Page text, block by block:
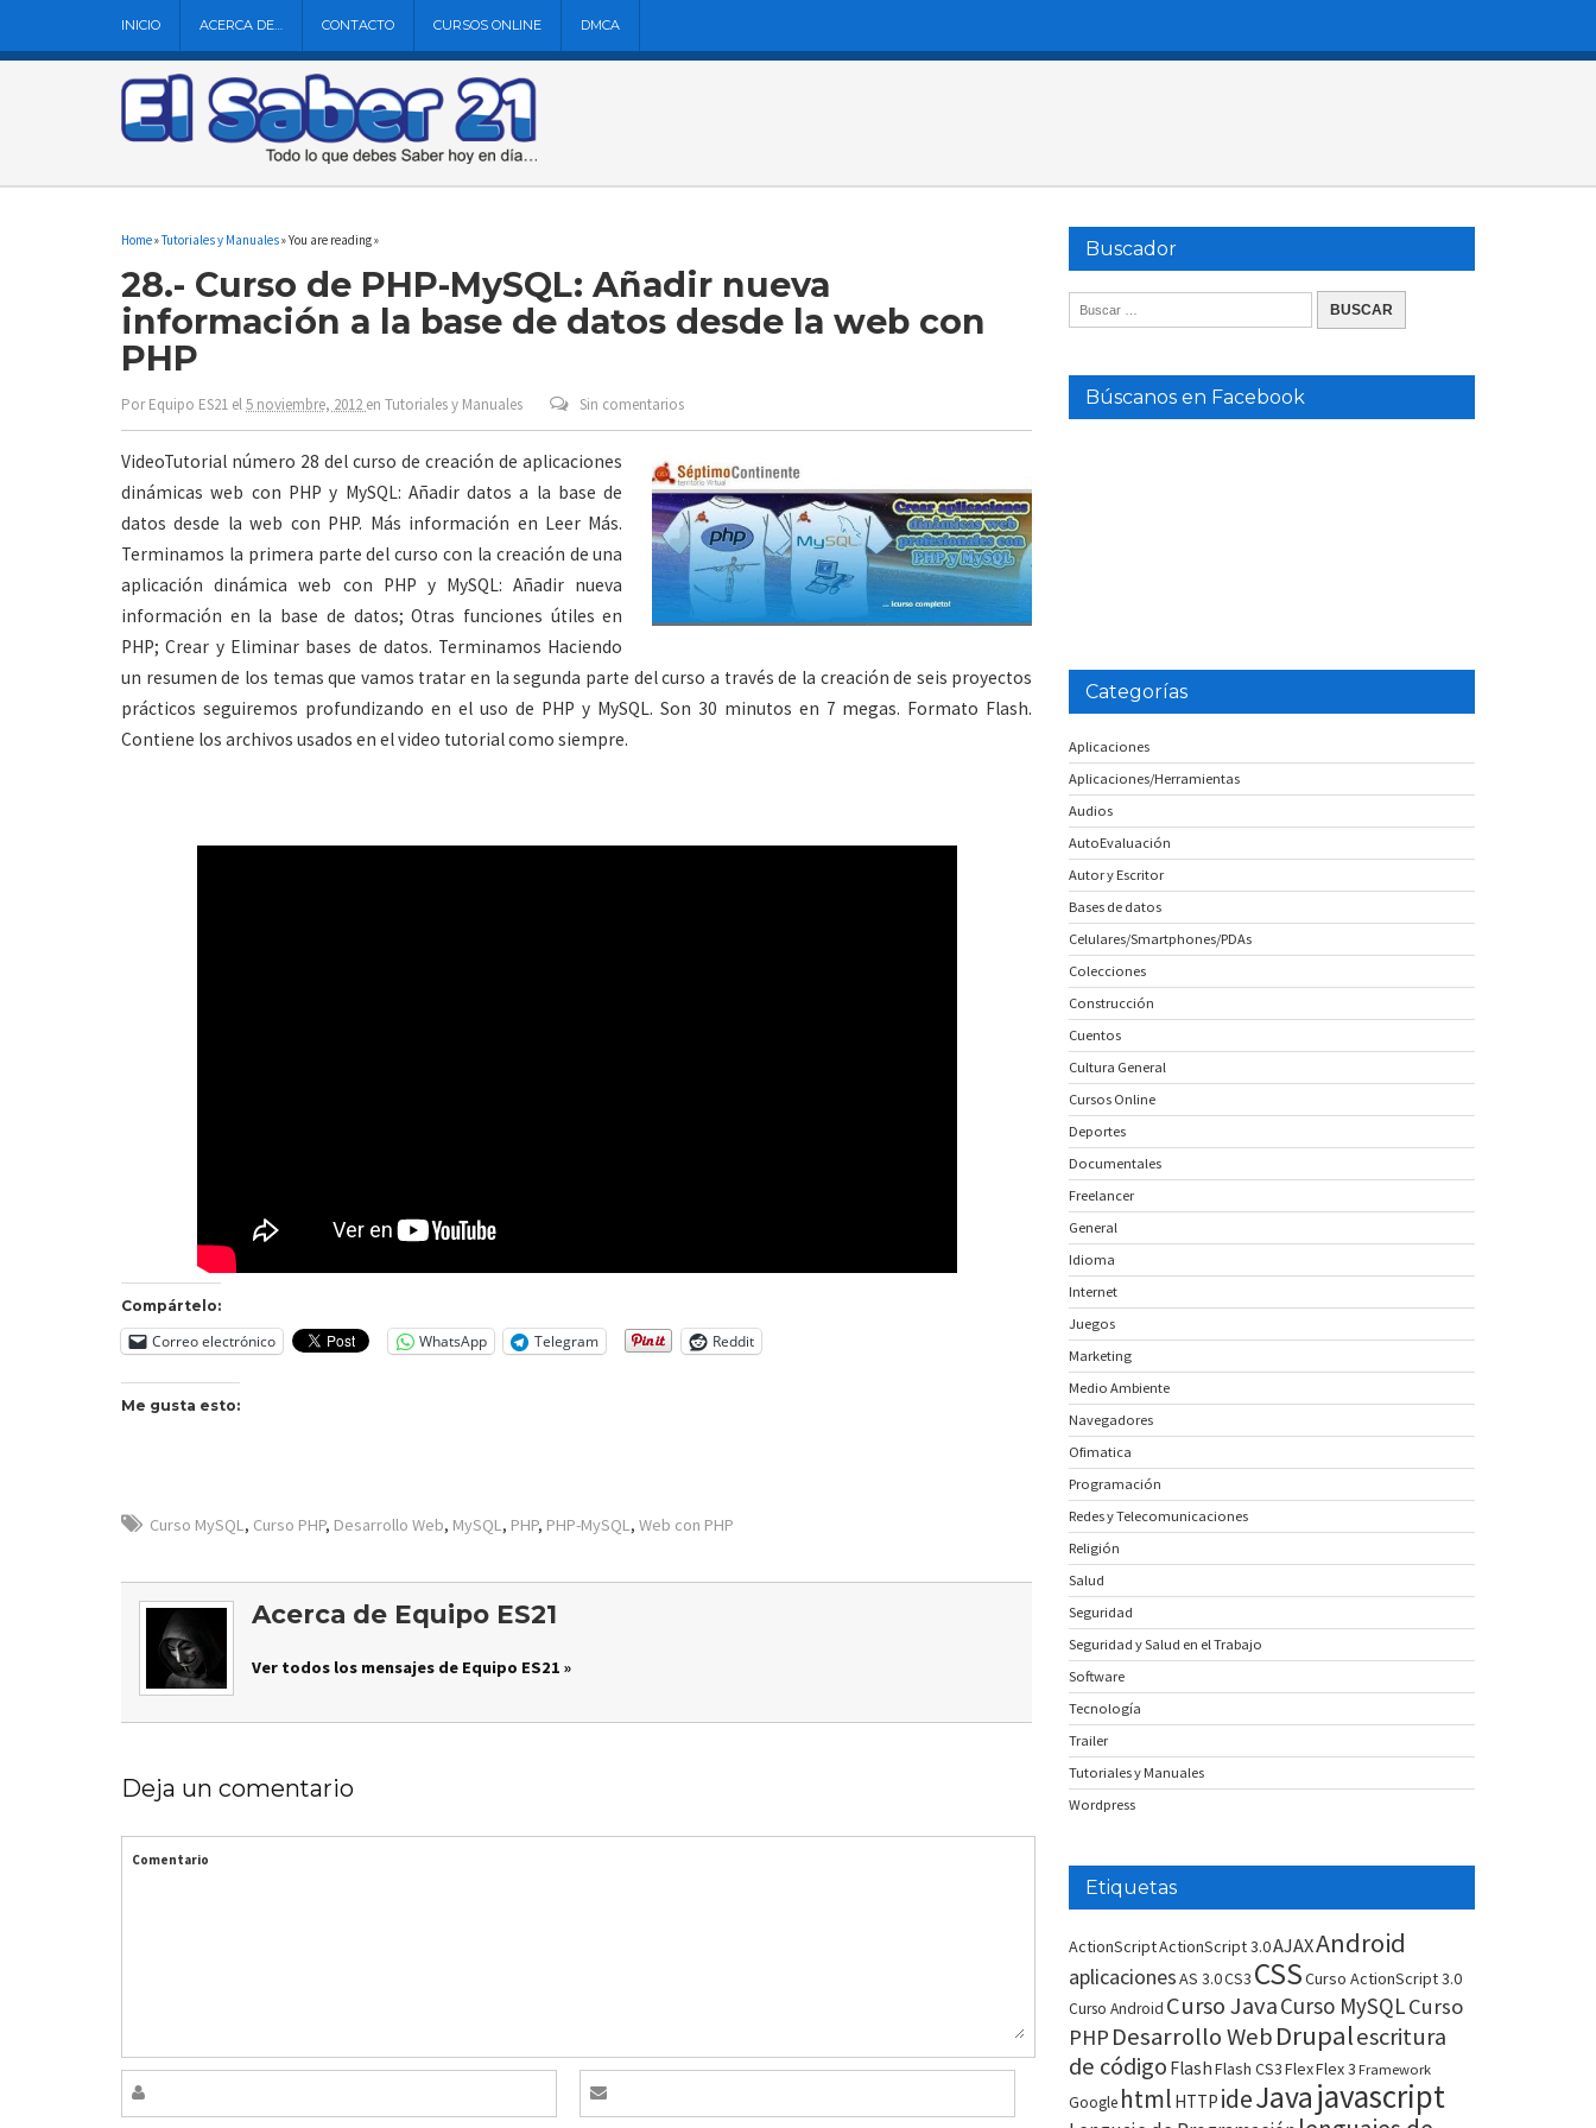
INICIO ACERCA DE… CONTACTO CURSOS ONLINE DMCA
Home»Tutoriales y Manuales» You are reading »
28.- Curso de PHP-MySQL: Añadir nueva
información a la base de datos desde la web con
PHP
PorEquipo ES21 el5 noviembre, 2012 en Tutoriales y Manuales Sin comentarios
VideoTutorial número 28 del curso de creación de aplicaciones
dinámicas web con PHP y MySQL: Añadir datos a la base de
datos desde la web con PHP. Más información en Leer Más.
Terminamos la primera parte del curso con la creación de una
aplicación dinámica web con PHP y MySQL: Añadir nueva
información en la base de datos; Otras funciones útiles en
PHP; Crear y Eliminar bases de datos. Terminamos Haciendo
un resumen de los temas que vamos tratar en la segunda parte del curso a través de la creación de seis proyectos
prácticos seguiremos profundizando en el uso de PHP y MySQL. Son 30 minutos en 7 megas. Formato Flash.
Contiene los archivos usados en el video tutorial como siempre.
Compártelo:
Correo electrónico WhatsApp Telegram Reddit
Me gusta esto:
Curso MySQL, Curso PHP, Desarrollo Web, MySQL, PHP, PHP-MySQL, Web con PHP
Acerca de Equipo ES21
Ver todos los mensajes de Equipo ES21 »
Deja un comentario
Comentario
Buscador
Búscanos en Facebook
Categorías
Aplicaciones
Aplicaciones/Herramientas
Audios
AutoEvaluación
Autor y Escritor
Bases de datos
Celulares/Smartphones/PDAs
Colecciones
Construcción
Cuentos
Cultura General
Cursos Online
Deportes
Documentales
Freelancer
General
Idioma
Internet
Juegos
Marketing
Medio Ambiente
Navegadores
Ofimatica
Programación
Redes y Telecomunicaciones
Religión
Salud
Seguridad
Seguridad y Salud en el Trabajo
Software
Tecnología
Trailer
Tutoriales y Manuales
Wordpress
Etiquetas
ActionScriptActionScript 3.0AJAXAndroid
aplicacionesAS 3.0CS3 CSSCurso ActionScript 3.0
Curso Android Curso JavaCurso MySQLCurso
PHP Desarrollo WebDrupalescritura
de código FlashFlash CS3FlexFlex 3 Framework
Google html HTTP ideJavajavascript